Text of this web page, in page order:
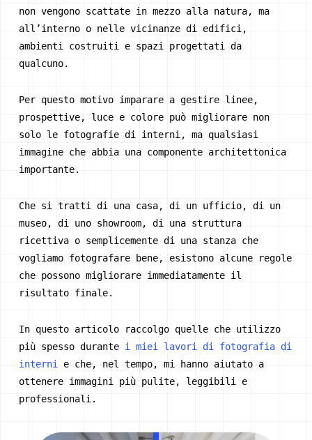
non vengono scattate in mezzo alla natura, ma
all’interno o nelle vicinanze di edifici,
ambienti costruiti e spazi progettati da
qualcuno.
Per questo motivo imparare a gestire linee,
prospettive, luce e colore può migliorare non
solo le fotografie di interni, ma qualsiasi
immagine che abbia una componente architettonica
importante.
Che si tratti di una casa, di un ufficio, di un
museo, di uno showroom, di una struttura
ricettiva o semplicemente di una stanza che
vogliamo fotografare bene, esistono alcune regole
che possono migliorare immediatamente il
risultato finale.
In questo articolo raccolgo quelle che utilizzo
più spesso durante i miei lavori di fotografia di
interni
e che, nel tempo, mi hanno aiutato a
ottenere immagini più pulite, leggibili e
professionali.